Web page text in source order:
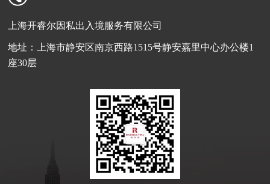
上海开睿尔因私出入境服务有限公司
地址：上海市静安区南京西路1515号静安嘉里中心办公楼1
座30层